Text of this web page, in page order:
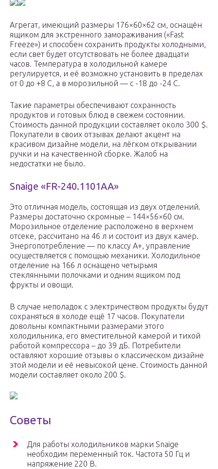
Агрегат, имеющий размеры 176×60×62 см, оснащён
ящиком для экстренного замораживания («Fast
Freeze») и способен сохранить продукты холодными,
если свет будет отсутствовать не более двадцати
часов. Температура в холодильной камере
регулируется, и её возможно установить в пределах
от 0 до +8 С, а в морозильной — с -18 до -24 С.
Такие параметры обеспечивают сохранность
продуктов и готовых блюд в свежем состоянии.
Стоимость данной продукции составляет около 300 $.
Покупатели в своих отзывах делают акцент на
красивом дизайне модели, на лёгком открывании
ручки и на качественной сборке. Жалоб на
недостатки не было.
Snaige «FR-240.1101AA»
Это отличная модель, состоящая из двух отделений.
Размеры достаточно скромные – 144×56×60 см.
Морозильное отделение расположено в верхнем
отсеке, рассчитано на 46 л и состоит из двух камер.
Энергопотребление — по классу А+, управление
осуществляется с помощью механики. Холодильное
отделение на 166 л оснащено четырьмя
стеклянными полочками и одним ящиком под
фрукты и овощи.
В случае неполадок с электричеством продукты будут
сохраняться в холоде ещё 17 часов. Покупатели
довольны компактными размерами этого
холодильника, его вместительной камерой и тихой
работой компрессора – до 39 дБ. Потребители
оставляют хорошие отзывы о классическом дизайне
этой модели и её невысокой цене. Стоимость данной
модели составляет около 200 $.
Советы
Для работы холодильников марки Snaige
необходим переменный ток. Частота 50 Гц и
напряжение 220 В.